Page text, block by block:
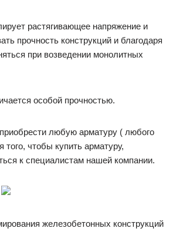
растягивающее напряжение и
прочность конструкций и благодаря
при возведении монолитных
особой прочностью.
любую арматуру ( любого
того, чтобы купить арматуру,
к специалистам нашей компании.
железобетонных конструкций